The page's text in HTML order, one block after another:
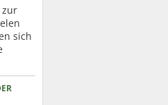
zur
sich